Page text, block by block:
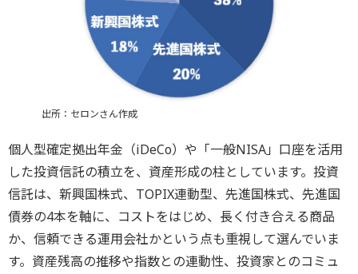
出所：セロンさん作成
個人型確定拠出年金（iDeCo）や「一般NISA」口座を活用
した投資信託の積立を、資産形成の柱としています。投資
信託は、新興国株式、TOPIX連動型、先進国株式、先進国
債券の4本を軸に、コストをはじめ、長く付き合える商品
か、信頼できる運用会社かという点も重視して選んでいま
す。資産残高の推移や指数との連動性、投資家とのコミュ